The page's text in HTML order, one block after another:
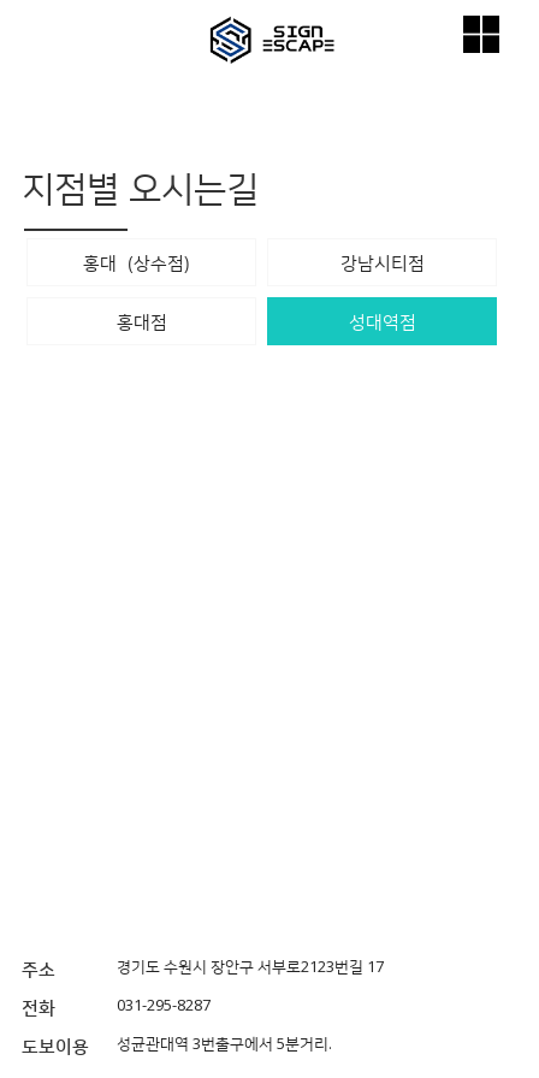
지점별 오시는길
홍대（상수점） 강남시티점
홍대점 성대역점
주소 경기도 수원시 장안구 서부로2123번길 17
전화 031-295-8287
도보이용 성균관대역 3번출구에서 5분거리.